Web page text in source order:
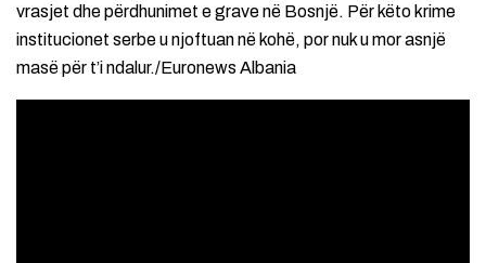
vrasjet dhe përdhunimet e grave në Bosnjë. Për këto krime
institucionet serbe u njoftuan në kohë, por nuk u mor asnjë
masë për t’i ndalur./Euronews Albania